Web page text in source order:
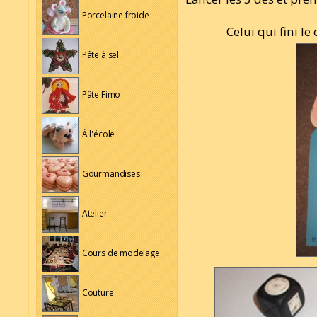
Porcelaine froide
Pâte à sel
Pâte Fimo
À l'école
Gourmandises
Atelier
Cours de modelage
Couture
Celui qui fini le